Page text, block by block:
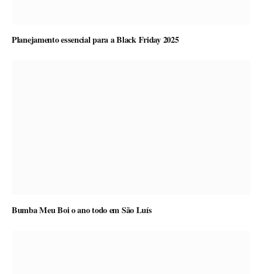
Planejamento essencial para a Black Friday 2025
Bumba Meu Boi o ano todo em São Luís